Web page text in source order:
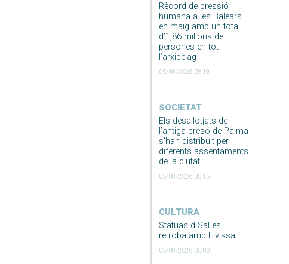
Rècord de pressió
humana a les Balears
en maig amb un total
d’1,86 milions de
persones en tot
l’arxipèlag
05/08/2026 05:19
SOCIETAT
Els desallotjats de
l’antiga presó de Palma
s’han distribuit per
diferents assentaments
de la ciutat
05/08/2026 05:15
CULTURA
Statuas d Sal es
retroba amb Eivissa
05/08/2026 05:00